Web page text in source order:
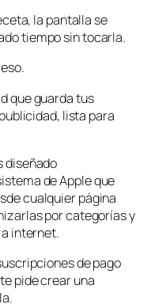
la pantalla se
tiempo sin tocarla.
que guarda tus
lista para
diseñado
de Apple que
cualquier página
por categorías y
internet.
de pago
pide crear una